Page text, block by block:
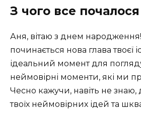
З чого все почалося
Аня, вітаю з днем
починається нова глава твоєї
ідеальний момент для погляду
неймовірні моменти, які ми
Чесно кажучи, навіть не
твоїх неймовірних ідей та